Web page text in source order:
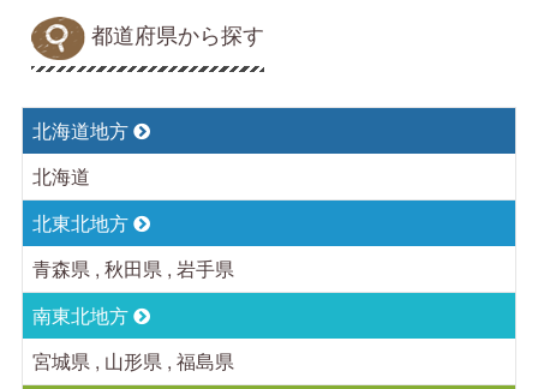
都道府県から探す
北海道地方
北海道
北東北地方
青森県 , 秋田県 , 岩手県
南東北地方
宮城県 , 山形県 , 福島県